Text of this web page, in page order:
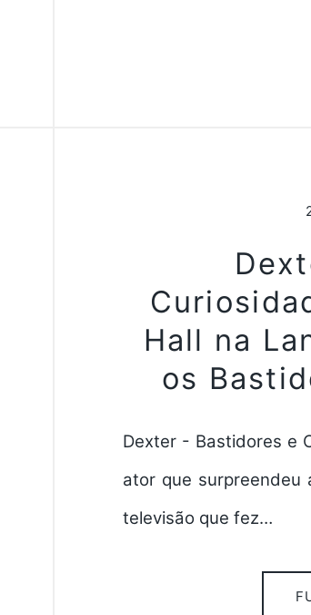
Hall na
os
Dexter - Bastidores e
ator que
televisão que fez…